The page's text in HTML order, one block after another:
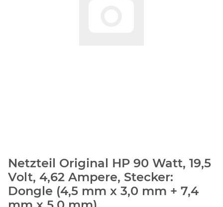
Netzteil Original HP 90 Watt, 19,5
Volt, 4,62 Ampere, Stecker:
Dongle (4,5 mm x 3,0 mm + 7,4